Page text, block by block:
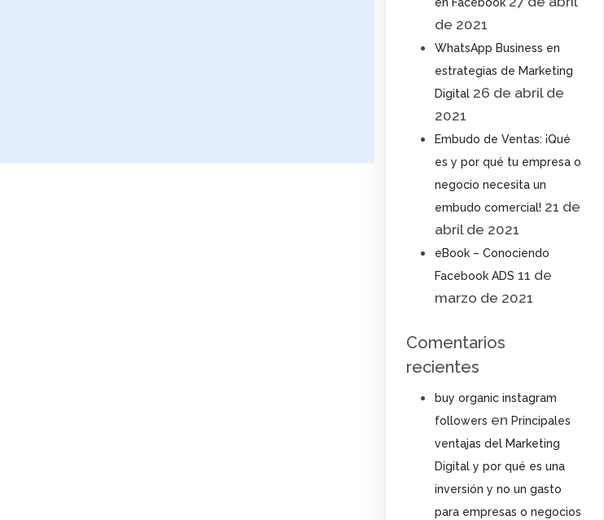
en Facebook
de 2021
WhatsApp Business en
estrategias de Marketing
Digital 26 de abril de
2021
Embudo de Ventas: ¡Qué
es y por qué tu empresa o
negocio necesita un
embudo comercial! 21 de
abril de 2021
eBook – Conociendo
Facebook ADS 11 de
marzo de 2021
Comentarios
recientes
buy organic instagram
followers en Principales
ventajas del Marketing
Digital y por qué es una
inversión y no un gasto
para empresas o negocios